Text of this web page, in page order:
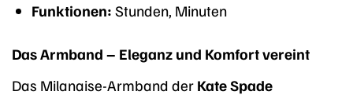
Funktionen: Stunden, Minuten
Das Armband – Eleganz und Komfort vereint
Das Milanaise-Armband der Kate Spade